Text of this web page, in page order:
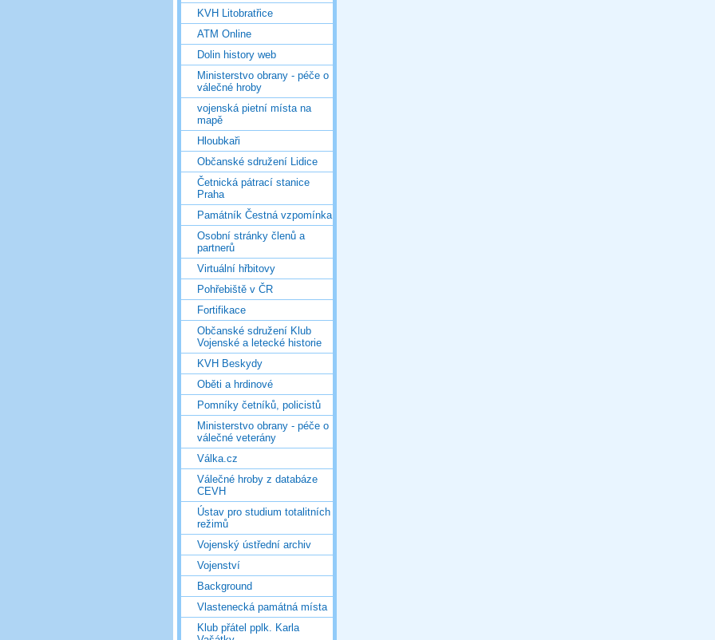
KVH Litobratřice
ATM Online
Dolin history web
Ministerstvo obrany - péče o
válečné hroby
vojenská pietní místa na
mapě
Hloubkaři
Občanské sdružení Lidice
Četnická pátrací stanice
Praha
Památník Čestná vzpomínka
Osobní stránky členů a
partnerů
Virtuální hřbitovy
Pohřebiště v ČR
Fortifikace
Občanské sdružení Klub
Vojenské a letecké historie
KVH Beskydy
Oběti a hrdinové
Pomníky četníků, policistů
Ministerstvo obrany - péče o
válečné veterány
Válka.cz
Válečné hroby z databáze
CEVH
Ústav pro studium totalitních
režimů
Vojenský ústřední archiv
Vojenství
Background
Vlastenecká památná místa
Klub přátel pplk. Karla